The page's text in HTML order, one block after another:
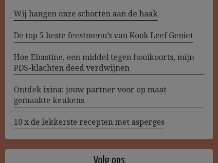
Wij hangen onze schorten aan de haak
De top 5 beste feestmenu’s van Kook Leef Geniet
Hoe Ebastine, een middel tegen hooikoorts, mijn
PDS-klachten deed verdwijnen
Ontdek ixina: jouw partner voor op maat
gemaakte keukens
10 x de lekkerste recepten met asperges
Volg ons